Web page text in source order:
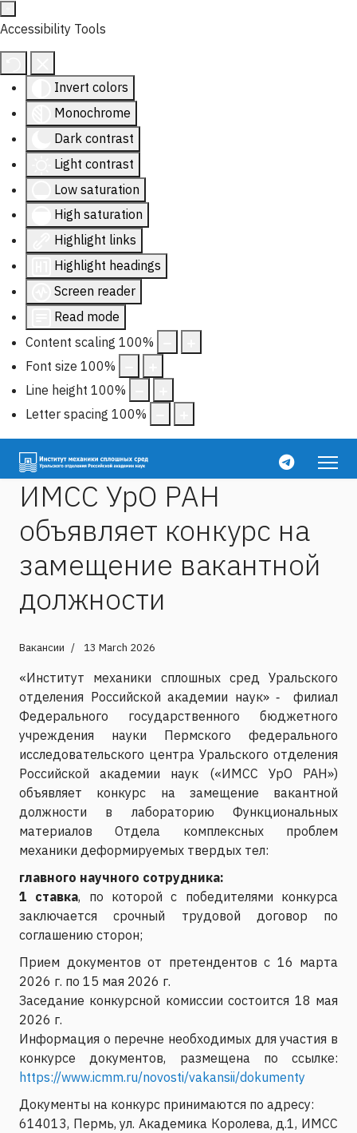
Accessibility Tools
Invert colors
Monochrome
Dark contrast
Light contrast
Low saturation
High saturation
Highlight links
Highlight headings
Screen reader
Read mode
Content scaling 100%
Font size 100%
Line height 100%
Letter spacing 100%
ИМСС УрО РАН
объявляет конкурс на
замещение вакантной
должности
Вакансии 13 March 2026
«Институт механики сплошных сред Уральского
отделения Российской академии наук» ‑ филиал
Федерального государственного бюджетного
учреждения науки Пермского федерального
исследовательского центра Уральского отделения
Российской академии наук («ИМСС УрО РАН»)
объявляет конкурс на замещение вакантной
должности в лабораторию Функциональных
материалов Отдела комплексных проблем
механики деформируемых твердых тел:
главного научного сотрудника:
1 ставка, по которой с победителями конкурса
заключается срочный трудовой договор по
соглашению сторон;
Прием документов от претендентов с 16 марта
2026 г. по 15 мая 2026 г.
Заседание конкурсной комиссии состоится 18 мая
2026 г.
Информация о перечне необходимых для участия в
конкурсе документов, размещена по ссылке:
https://www.icmm.ru/novosti/vakansii/dokumenty
Документы на конкурс принимаются по адресу:
614013, Пермь, ул. Академика Королева, д.1, ИМСС